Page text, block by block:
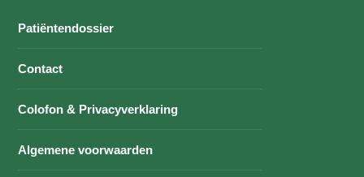
Patiëntendossier
Contact
Colofon & Privacyverklaring
Algemene voorwaarden